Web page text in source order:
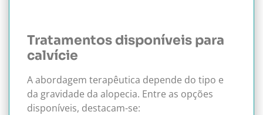
Tratamentos disponíveis para
calvície
A abordagem terapêutica depende do tipo e
da gravidade da alopecia. Entre as opções
disponíveis, destacam-se: